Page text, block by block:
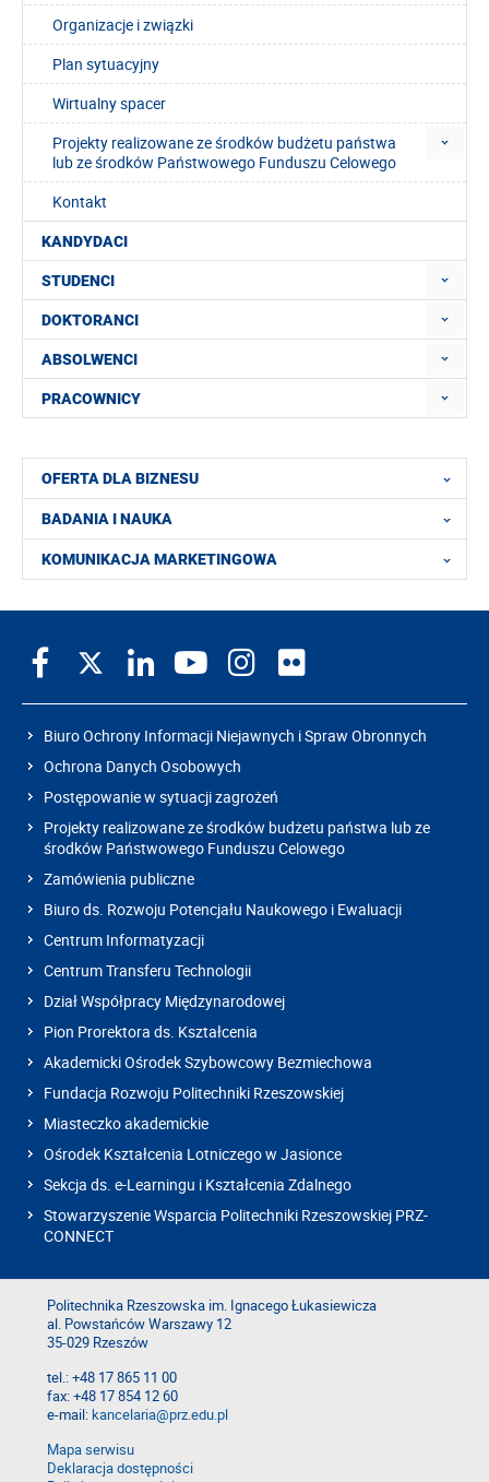
Organizacje i związki
Plan sytuacyjny
Wirtualny spacer
Projekty realizowane ze środków budżetu państwa
lub ze środków Państwowego Funduszu Celowego
Kontakt
KANDYDACI
STUDENCI
DOKTORANCI
ABSOLWENCI
PRACOWNICY
OFERTA DLA BIZNESU
BADANIA I NAUKA
KOMUNIKACJA MARKETINGOWA
Biuro Ochrony Informacji Niejawnych i Spraw Obronnych
Ochrona Danych Osobowych
Postępowanie w sytuacji zagrożeń
Projekty realizowane ze środków budżetu państwa lub ze
środków Państwowego Funduszu Celowego
Zamówienia publiczne
Biuro ds. Rozwoju Potencjału Naukowego i Ewaluacji
Centrum Informatyzacji
Centrum Transferu Technologii
Dział Współpracy Międzynarodowej
Pion Prorektora ds. Kształcenia
Akademicki Ośrodek Szybowcowy Bezmiechowa
Fundacja Rozwoju Politechniki Rzeszowskiej
Miasteczko akademickie
Ośrodek Kształcenia Lotniczego w Jasionce
Sekcja ds. e-Learningu i Kształcenia Zdalnego
Stowarzyszenie Wsparcia Politechniki Rzeszowskiej PRZ-
CONNECT
Politechnika Rzeszowska im. Ignacego Łukasiewicza
al. Powstańców Warszawy 12
35-029 Rzeszów
tel.: +48 17 865 11 00
fax: +48 17 854 12 60
e-mail:kancelaria@prz.edu.pl
Mapa serwisu
Deklaracja dostępności